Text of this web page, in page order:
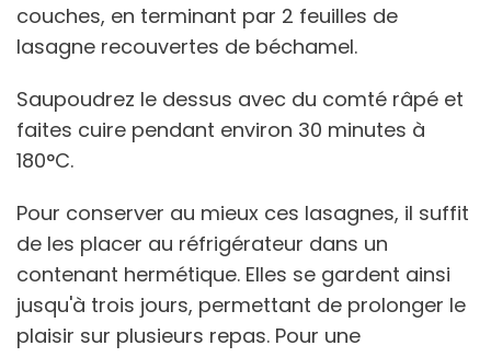
couches, en terminant par 2 feuilles de
lasagne recouvertes de béchamel.
Saupoudrez le dessus avec du comté râpé et
faites cuire pendant environ 30 minutes à
180°C.
Pour conserver au mieux ces lasagnes, il suffit
de les placer au réfrigérateur dans un
contenant hermétique. Elles se gardent ainsi
jusqu'à trois jours, permettant de prolonger le
plaisir sur plusieurs repas. Pour une